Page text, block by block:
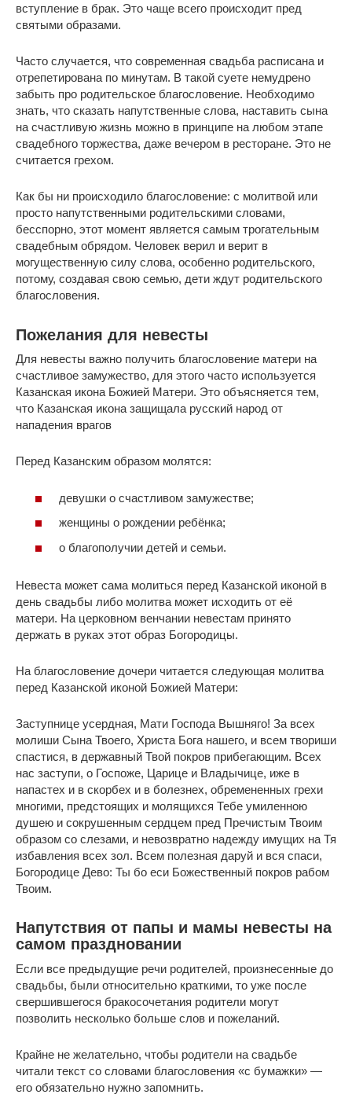
вступление в брак. Это чаще всего происходит пред
святыми образами.
Часто случается, что современная свадьба расписана и
отрепетирована по минутам. В такой суете немудрено
забыть про родительское благословение. Необходимо
знать, что сказать напутственные слова, наставить сына
на счастливую жизнь можно в принципе на любом этапе
свадебного торжества, даже вечером в ресторане. Это не
считается грехом.
Как бы ни происходило благословение: с молитвой или
просто напутственными родительскими словами,
бесспорно, этот момент является самым трогательным
свадебным обрядом. Человек верил и верит в
могущественную силу слова, особенно родительского,
потому, создавая свою семью, дети ждут родительского
благословения.
Пожелания для невесты
Для невесты важно получить благословение матери на
счастливое замужество, для этого часто используется
Казанская икона Божией Матери. Это объясняется тем,
что Казанская икона защищала русский народ от
нападения врагов
Перед Казанским образом молятся:
девушки о счастливом замужестве;
женщины о рождении ребёнка;
о благополучии детей и семьи.
Невеста может сама молиться перед Казанской иконой в
день свадьбы либо молитва может исходить от её
матери. На церковном венчании невестам принято
держать в руках этот образ Богородицы.
На благословение дочери читается следующая молитва
перед Казанской иконой Божией Матери:
Заступнице усердная, Мати Господа Вышняго! За всех
молиши Сына Твоего, Христа Бога нашего, и всем твориши
спастися, в державный Твой покров прибегающим. Всех
нас заступи, о Госпоже, Царице и Владычице, иже в
напастех и в скорбех и в болезнех, обремененных грехи
многими, предстоящих и молящихся Тебе умиленною
душею и сокрушенным сердцем пред Пречистым Твоим
образом со слезами, и невозвратно надежду имущих на Тя
избавления всех зол. Всем полезная даруй и вся спаси,
Богородице Дево: Ты бо еси Божественный покров рабом
Твоим.
Напутствия от папы и мамы невесты на
самом праздновании
Если все предыдущие речи родителей, произнесенные до
свадьбы, были относительно краткими, то уже после
свершившегося бракосочетания родители могут
позволить несколько больше слов и пожеланий.
Крайне не желательно, чтобы родители на свадьбе
читали текст со словами благословения «с бумажки» —
его обязательно нужно запомнить.